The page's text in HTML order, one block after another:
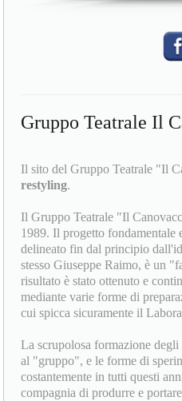
Gruppo Teatrale Il
Il sito del Gruppo Teatrale "Il
restyling.
Il Gruppo Teatrale "Il
1989. Il progetto fondamentale
delineato fin dal principio
stesso Giuseppe Raimo, è un
risultato è stato ottenuto e
mediante varie forme di
cui spicca sicuramente il
La scrupolosa formazione
al "gruppo", e le forme di
costantemente in tutti questi
compagnia di produrre e